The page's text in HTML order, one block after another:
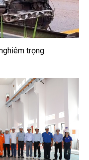
trọng